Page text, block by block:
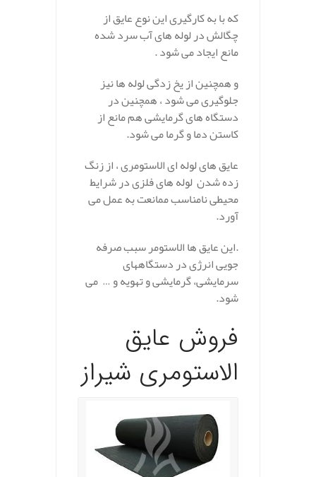
که با به کارگیری این نوع عایق از
چگالش در لوله های آب سرد شده
مانع ایجاد می شود .
و همچنین از یخ زدگی لوله ها نیز
جلوگیری می شود ، همچنین در
دستگاه های گرمایشی هم مانع از
کاستن دما و گرما می شود.
عایق های لوله ای الاستومری ، از زنگ
زده شدن لوله های فلزی در شرایط
محیطی نامناسب ممانعت به عمل می
آورد.
.این عایق ها الاستومر سبب صرفه
جویی انرژی در دستگاههای
سرمایشی، گرمایشی و تهویه و … می
شود.
فروش عایق
الاستومری شیراز